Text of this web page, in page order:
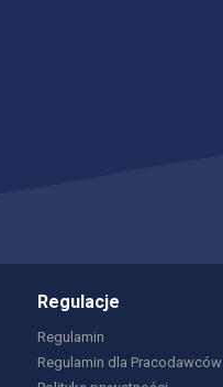
Regulacje
Regulamin
Regulamin dla Pracodawców